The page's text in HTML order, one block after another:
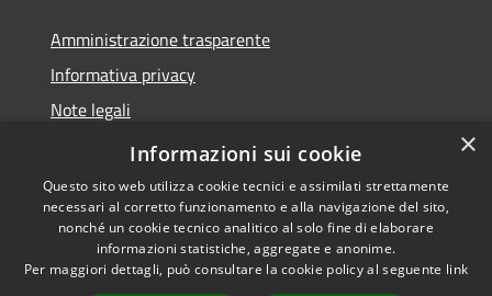
Amministrazione trasparente
Informativa privacy
Note legali
Dichiarazione di accessibilità
Accessibilità
Copyright © 2026 • Comune di
San Teodoro • Powered by
×
Informazioni sui cookie
Questo sito web utilizza cookie tecnici e assimilati strettamente
necessari al corretto funzionamento e alla navigazione del sito,
nonché un cookie tecnico analitico al solo fine di elaborare
informazioni statistiche, aggregate e anonime.
Per maggiori dettagli, può consultare la cookie policy al seguente link